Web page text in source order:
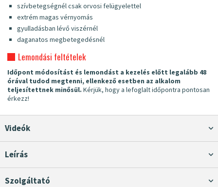
szívbetegségnél csak orvosi felügyelettel
extrém magas vérnyomás
gyulladásban lévő viszérnél
daganatos megbetegedésnél
Lemondási feltételek
Időpont módosítást és lemondást a kezelés előtt legalább 48
órával tudod megtenni, ellenkező esetben az alkalom
teljesítettnek minősül. Kérjük, hogy a lefoglalt időpontra pontosan
érkezz!
Videók
Leírás
Szolgáltató